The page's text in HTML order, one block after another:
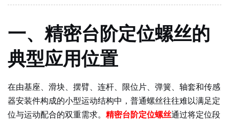
一、精密台阶定位螺丝的
典型应用位置
在由基座、滑块、摆臂、连杆、限位片、弹簧、轴套和传感
器安装件构成的小型运动结构中，普通螺丝往往难以满足定
位与运动配合的双重需求。 精密台阶定位螺丝通过将定位段